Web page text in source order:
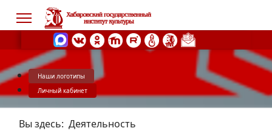
Наши логотипы
Личный кабинет
Вы здесь: Деятельность